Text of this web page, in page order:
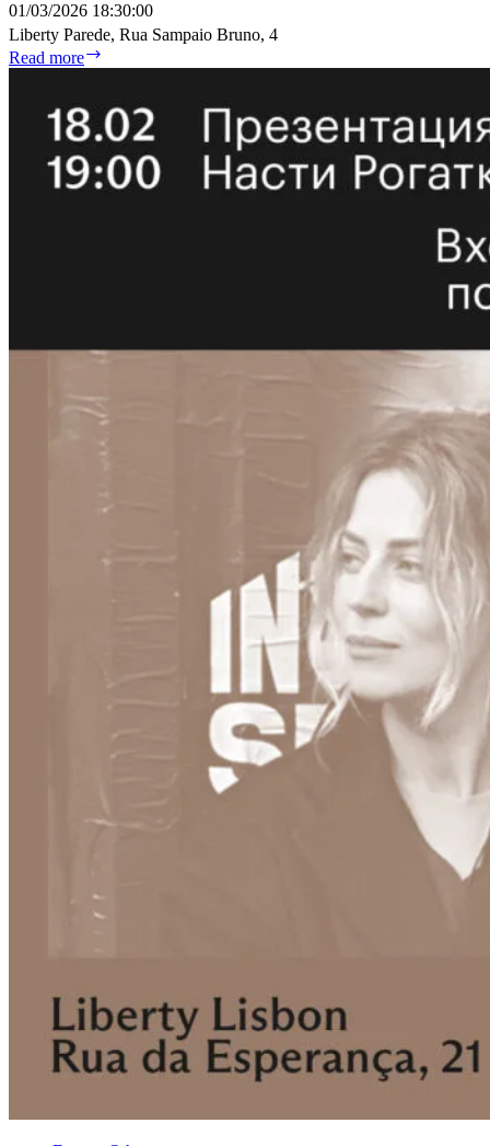
01/03/2026 18:30:00
Liberty Parede, Rua Sampaio Bruno, 4
Read more
Evening:
Food
&
Music